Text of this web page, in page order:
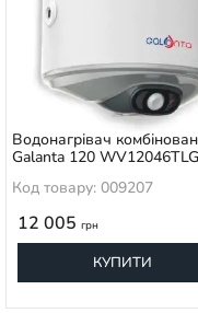
Водонагрівач
Galanta 120 WV12046TLG
Код товару: 009207
12 005 грн
КУПИТИ